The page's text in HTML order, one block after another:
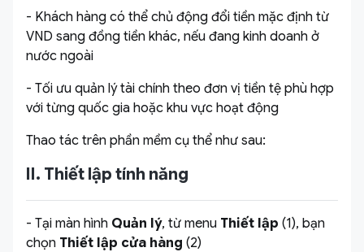
- Khách hàng có thể chủ động đổi tiền mặc định từ
VND sang đồng tiền khác, nếu đang kinh doanh ở
nước ngoài
- Tối ưu quản lý tài chính theo đơn vị tiền tệ phù hợp
với từng quốc gia hoặc khu vực hoạt động
Thao tác trên phần mềm cụ thể như sau:
II. Thiết lập tính năng
- Tại màn hình Quản lý, từ menu Thiết lập (1), bạn
chọn Thiết lập cửa hàng (2)